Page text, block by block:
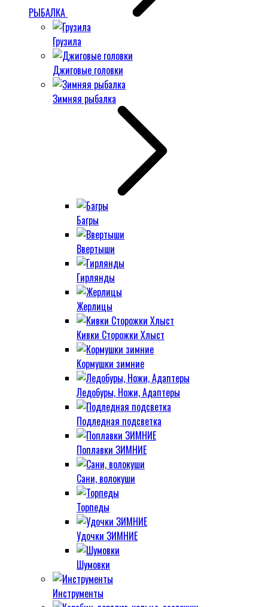
РЫБАЛКА
Грузила
Джиговые головки
Зимняя рыбалка
Багры
Ввертыши
Гирлянды
Жерлицы
Кивки Сторожки Хлыст
Кормушки зимние
Ледобуры, Ножи, Адаптеры
Подледная подсветка
Поплавки ЗИМНИЕ
Сани, волокуши
Торпеды
Удочки ЗИМНИЕ
Шумовки
Инструменты